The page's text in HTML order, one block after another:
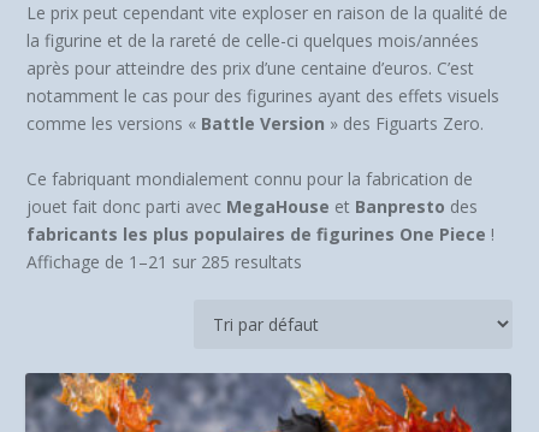
Le prix peut cependant vite exploser en raison de la qualité de
la figurine et de la rareté de celle-ci quelques mois/années
après pour atteindre des prix d’une centaine d’euros. C’est
notamment le cas pour des figurines ayant des effets visuels
comme les versions « Battle Version » des Figuarts Zero.
Ce fabriquant mondialement connu pour la fabrication de
jouet fait donc parti avec MegaHouse et Banpresto des
fabricants les plus populaires de figurines One Piece !
Affichage de 1–21 sur 285 resultats